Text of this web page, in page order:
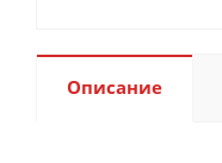
Описание